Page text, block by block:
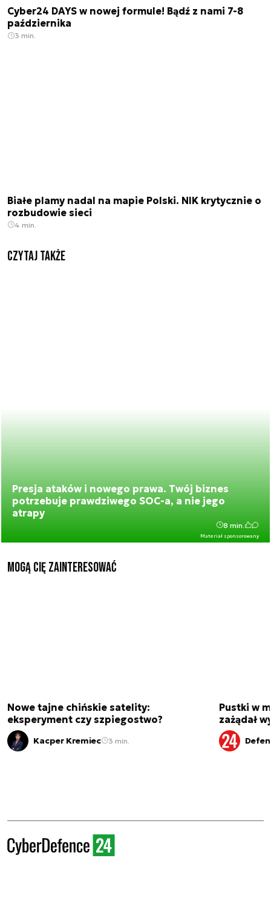
Cyber24 DAYS w nowej formule! Bądź z nami 7-8
października
3 min.
Białe plamy nadal na mapie Polski. NIK krytycznie o
rozbudowie sieci
4 min.
Czytaj także
Presja ataków i nowego prawa. Twój biznes
potrzebuje prawdziwego SOC-a, a nie jego
atrapy
Materiał sponsorowany
8 min.
Mogą Cię zainteresować
Nowe tajne chińskie satelity:
eksperyment czy szpiegostwo?
Kacper Kremiec 3 min.
Pustki w
zażądał